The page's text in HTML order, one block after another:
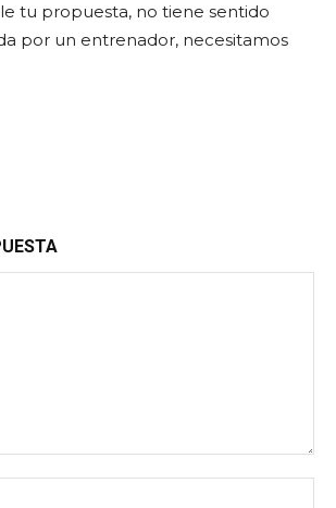
tu propuesta, no tiene sentido
por un entrenador, necesitamos